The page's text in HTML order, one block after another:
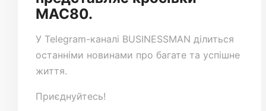
MAC80.
У Telegram-каналі BUSINESSMAN ділиться
останніми новинами про багате та успішне
життя.
Приєднуйтесь!